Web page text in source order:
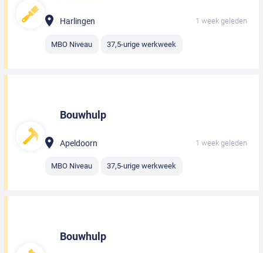
Harlingen 1 week geleden
MBO Niveau 37,5-urige werkweek
Bouwhulp
Apeldoorn 1 week geleden
MBO Niveau 37,5-urige werkweek
Bouwhulp